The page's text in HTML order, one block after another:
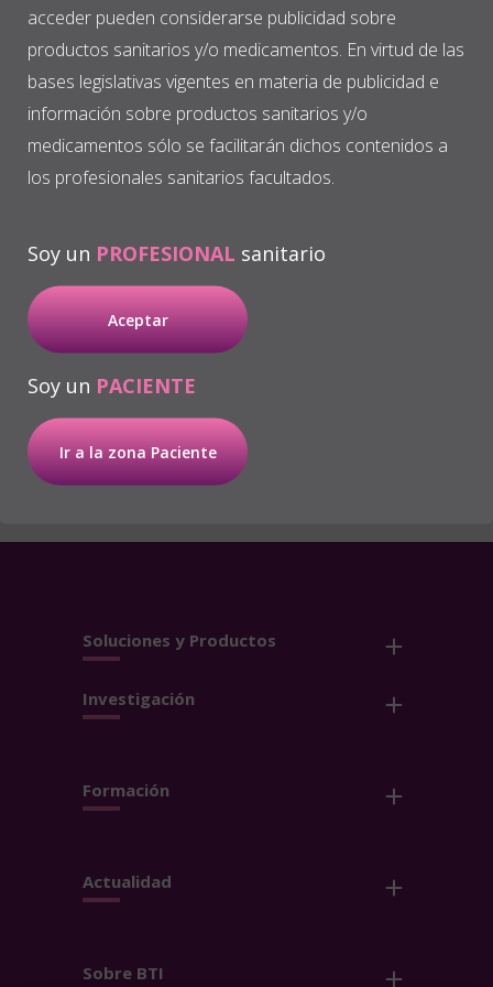
importantes beneficios clínicos para los
pacientes.
El reportaje destacó el carácter pionero y
la proyección internacional del Instituto,
que combina atención médica de
como un verdadero emblema de la
innovación vasca en el ámbito de la salud.
Más información
acceder pueden considerarse publicidad sobre
productos sanitarios y/o medicamentos. En virtud de las
bases legislativas vigentes en materia de publicidad e
información sobre productos sanitarios y/o
medicamentos sólo se facilitarán dichos contenidos a
los profesionales sanitarios facultados.
Soy un PROFESIONAL sanitario
Aceptar
Soy un PACIENTE
Ir a la zona Paciente
Soluciones y Productos
Investigación
Formación
Actualidad
Sobre BTI